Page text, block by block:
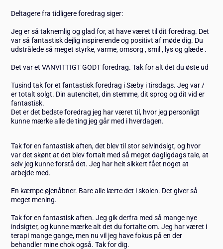
Deltagere fra tidligere foredrag siger:
Jeg er så taknemlig og glad for, at have været til dit foredrag. Det
var så fantastisk dejlig inspirerende og positivt af møde dig. Du
udstrålede så meget styrke, varme, omsorg , smil , lys og glæde .
Det var et VANVITTIGT GODT foredrag. Tak for alt det du øste ud
Tusind tak for et fantastisk foredrag i Sæby i tirsdags. Jeg var /
er totalt solgt. Din autencitet, din stemme, dit sprog og dit vid er
fantastisk.
Det er det bedste foredrag jeg har været til, hvor jeg personligt
kunne mærke alle de ting jeg går med i hverdagen.
Tak for en fantastisk aften, det blev til stor selvindsigt, og hvor
var det skønt at det blev fortalt med så meget dagligdags tale, at
selv jeg kunne forstå det. Jeg har helt sikkert fået noget at
arbejde med.
En kæmpe øjenåbner. Bare alle lærte det i skolen. Det giver så
meget mening.
Tak for en fantastisk aften. Jeg gik derfra med så mange nye
indsigter, og kunne mærke alt det du fortalte om. Jeg har været i
terapi mange gange, men nu vil jeg have fokus på en der
behandler mine chok også. Tak for dig.